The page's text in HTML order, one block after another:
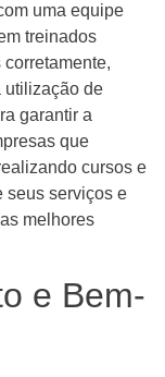
uma equipe
treinados
utilização de
garantir a
que
cursos e
seus serviços e
melhores
e Bem-